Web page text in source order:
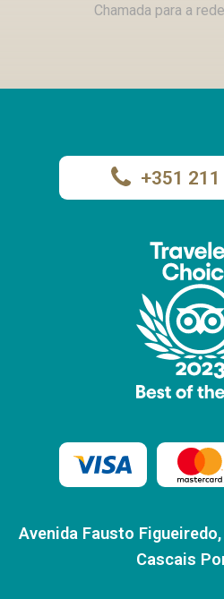
Chamada para a
+351
Avenida Fausto
Cascais